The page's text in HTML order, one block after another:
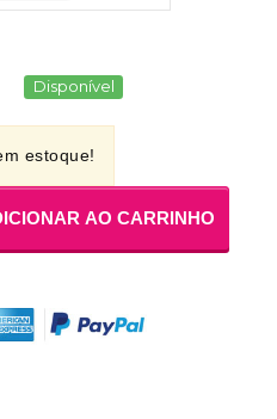
Disponível
estoque!
AO CARRINHO